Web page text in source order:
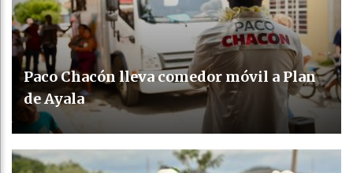
Paco Chacón lleva comedor móvil a Plan
de Ayala